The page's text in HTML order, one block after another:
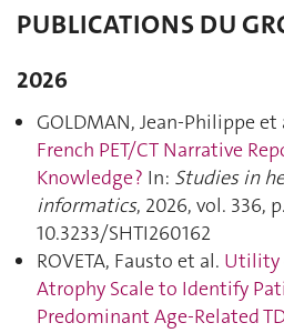
PUBLICATIONS DU
2026
GOLDMAN, Jean-Philippe et
French PET/CT Narrative
Knowledge ? In: Studies in
informatics, 2026, vol. 336,
10.3233/SHTI260162
ROVETA, Fausto et al. Utility
Atrophy Scale to Identify
Predominant Age-Related